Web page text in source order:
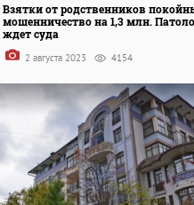
Взятки от родственников
мошенничество на 1,3 млн.
ждет суда
2 августа 2023 4154